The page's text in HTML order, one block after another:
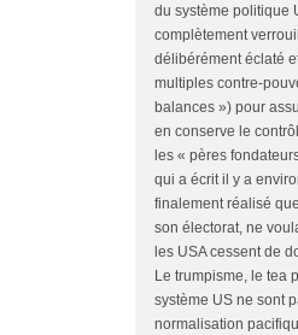
du système politique
complètement
délibérément éclaté
multiples contre-
balances ») pour
en conserve le
les « pères
qui a écrit il y a
finalement réalisé
son électorat, ne
les USA cessent de
Le trumpisme, le tea
système US ne sont
normalisation